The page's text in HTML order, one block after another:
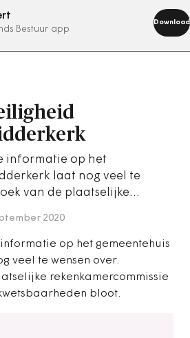
Bestuur app
Download
nu
informatie op het
laat nog veel te
van de plaatselijke…
2020
op het gemeentehuis
veel te wensen over.
rekenkamercommissie
bloot.